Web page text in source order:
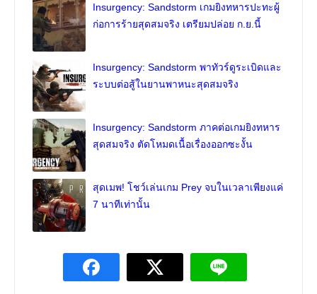
Insurgency: Sandstorm เกมยิงทหารปะทะผู้
ก่อการร้ายสุดสมจริง เตรียมปล่อย ก.ย.นี้
Insurgency: Sandstorm พาทัวร์ดูระเบิดและ
ระบบต่อสู้ในยานพาหนะสุดสมจริง
Insurgency: Sandstorm ภาคต่อเกมยิงทหาร
สุดสมจริง ตัดโหมดเนื้อเรื่องออกซะงั้น
สุดเมพ! โชว์เล่นเกม Prey จบในเวลาเพียงแค่
7 นาทีเท่านั้น